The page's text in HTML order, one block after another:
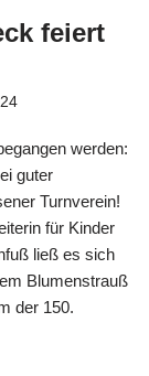
feiert
werden:
guter
Turnverein!
für Kinder
ließ es sich
Blumenstrauß
der 150.